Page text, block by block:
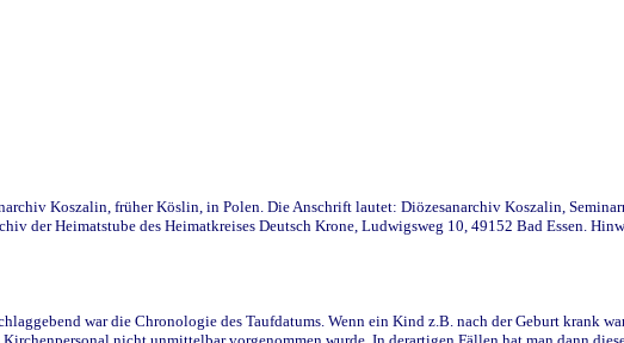
Koszalin, früher Köslin, in Polen. Die Anschrift lautet: Diözesanarchiv Koszalin,
der Heimatstube des Heimatkreises Deutsch Krone, Ludwigsweg 10, 49152 Bad Essen.
war die Chronologie des Taufdatums. Wenn ein Kind z.B. nach der Geburt krank